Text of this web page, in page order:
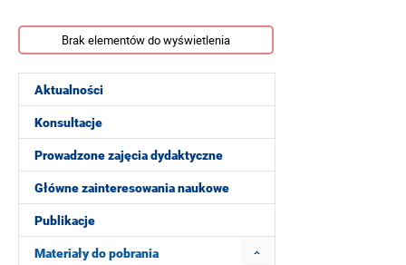
Aktualności
Konsultacje
Prowadzone zajęcia dydaktyczne
Główne zainteresowania naukowe
Publikacje
Materiały do pobrania
Brak elementów do wyświetlenia